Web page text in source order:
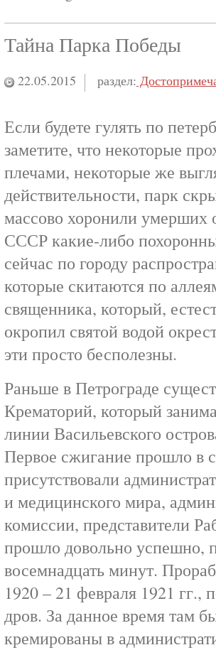
Тайна Парка Победы
22.05.2015 раздел:
Если будете гулять по
заметите, что некоторые
плечами, некоторые же
действительности, парк
массово хоронили умерших
СССР какие-либо
сейчас по городу
которые скитаются по
священника, который,
окропил святой водой
эти просто бесполезны.
Раньше в Петрограде
Крематорий, который
линии Васильевского
Первое сжигание прошло в
присутствовали
и медицинского мира,
комиссии, представители
прошло довольно успешно,
восемнадцать минут.
1920 – 21 февраля 1921 гг.,
дров. За данное время там
кремированы в